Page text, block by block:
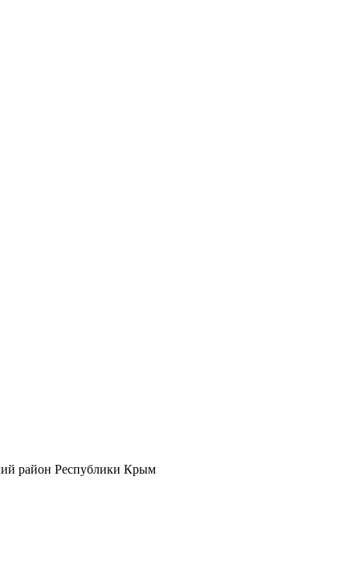
район Республики Крым